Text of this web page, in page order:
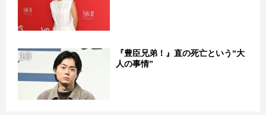
10
『豊臣兄弟！』直の死亡という“大
人の事情”